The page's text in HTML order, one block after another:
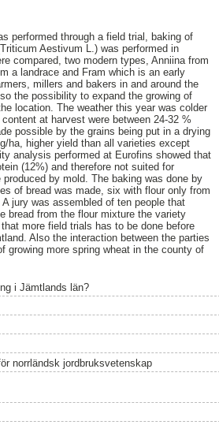
performed through a field trial, baking of
Aestivum L.) was performed in
compared, two modern types, Anniina from
a landrace and Fram which is an early
millers and bakers in and around the
the possibility to expand the growing of
location. The weather this year was colder
at harvest were between 24-32 %
possible by the grains being put in a drying
ha, higher yield than all varieties except
analysis performed at Eurofins showed that
(12%) and therefore not suited for
by mold. The baking was done by
of bread was made, six with flour only from
jury was assembled of ten people that
bread from the flour mixture the variety
more field trials has to be done before
Also the interaction between the parties
growing more spring wheat in the county of
i Jämtlands län?
norrländsk jordbruksvetenskap